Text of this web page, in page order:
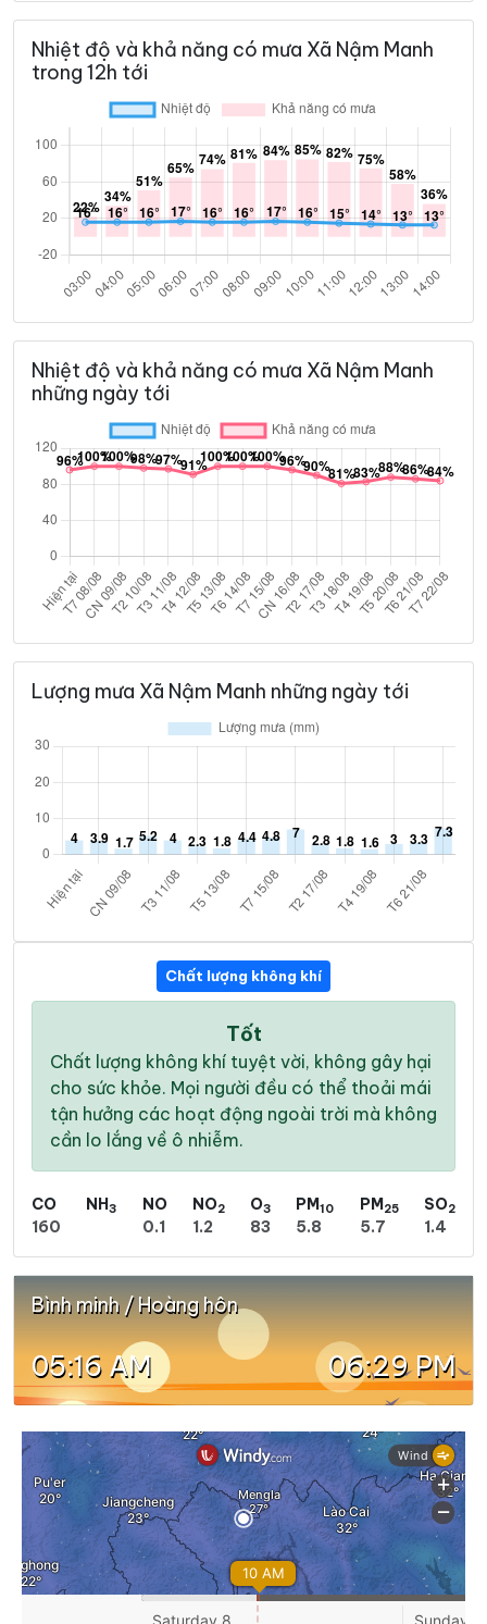
Nhiệt độ và khả năng có mưa Xã Nậm Manh
trong 12h tới
Nhiệt độ và khả năng có mưa Xã Nậm Manh
những ngày tới
Lượng mưa Xã Nậm Manh những ngày tới
Chất lượng không khí
Tốt
Chất lượng không khí tuyệt vời, không gây hại
cho sức khỏe. Mọi người đều có thể thoải mái
tận hưởng các hoạt động ngoài trời mà không
cần lo lắng về ô nhiễm.
CO
160
NH3
NO
0.1
NO2
1.2
O3
83
PM10
5.8
PM25
5.7
SO2
1.4
Bình minh / Hoàng hôn
05:16 AM 06:29 PM